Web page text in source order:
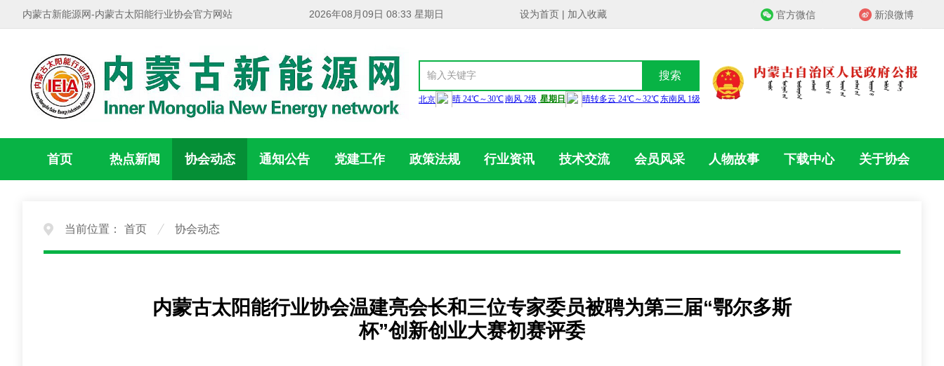
内蒙古新能源网-内蒙古太阳能行业协会官方网站 2026年08月09日 08:33 星期日 设为首页 | 加入收藏 官方微信 新浪微博
搜索
首页 热点新闻 协会动态 通知公告 党建工作 政策法规 行业资讯 技术交流 会员风采 人物故事 下载中心 关于协会
当前位置： 首页 协会动态
内蒙古太阳能行业协会温建亮会长和三位专家委员被聘为第三届“鄂尔多斯
杯”创新创业大赛初赛评委